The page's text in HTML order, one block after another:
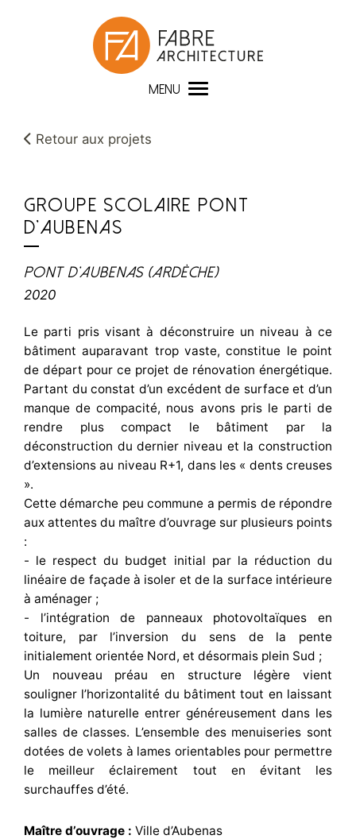
MENU
Retour aux projets
GROUPE SCOLAIRE PONT
D'AUBENAS
Pont d'Aubenas (Ardèche)
2020
Le parti pris visant à déconstruire un niveau à ce
bâtiment auparavant trop vaste, constitue le point
de départ pour ce projet de rénovation énergétique.
Partant du constat d’un excédent de surface et d’un
manque de compacité, nous avons pris le parti de
rendre plus compact le bâtiment par la
déconstruction du dernier niveau et la construction
d’extensions au niveau R+1, dans les « dents creuses
».
Cette démarche peu commune a permis de répondre
aux attentes du maître d’ouvrage sur plusieurs points
:
- le respect du budget initial par la réduction du
linéaire de façade à isoler et de la surface intérieure
à aménager ;
- l’intégration de panneaux photovoltaïques en
toiture, par l’inversion du sens de la pente
initialement orientée Nord, et désormais plein Sud ;
Un nouveau préau en structure légère vient
souligner l’horizontalité du bâtiment tout en laissant
la lumière naturelle entrer généreusement dans les
salles de classes. L’ensemble des menuiseries sont
dotées de volets à lames orientables pour permettre
le meilleur éclairement tout en évitant les
surchauffes d’été.
Maître d’ouvrage : Ville d’Aubenas
Panneau de gestion des cookies